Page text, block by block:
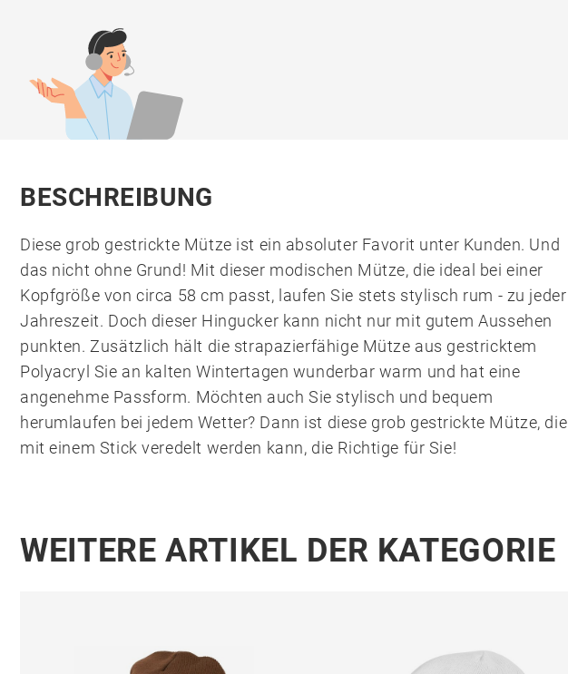
BESCHREIBUNG
Diese grob gestrickte Mütze ist ein absoluter Favorit unter Kunden. Und
das nicht ohne Grund! Mit dieser modischen Mütze, die ideal bei einer
Kopfgröße von circa 58 cm passt, laufen Sie stets stylisch rum - zu jeder
Jahreszeit. Doch dieser Hingucker kann nicht nur mit gutem Aussehen
punkten. Zusätzlich hält die strapazierfähige Mütze aus gestricktem
Polyacryl Sie an kalten Wintertagen wunderbar warm und hat eine
angenehme Passform. Möchten auch Sie stylisch und bequem
herumlaufen bei jedem Wetter? Dann ist diese grob gestrickte Mütze, die
mit einem Stick veredelt werden kann, die Richtige für Sie!
WEITERE ARTIKEL DER KATEGORIE